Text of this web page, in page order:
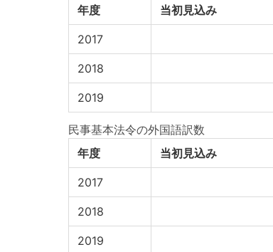
年度
当初見込み
2017
2018
2019
民事基本法令の外国語訳数
年度
当初見込み
2017
2018
2019